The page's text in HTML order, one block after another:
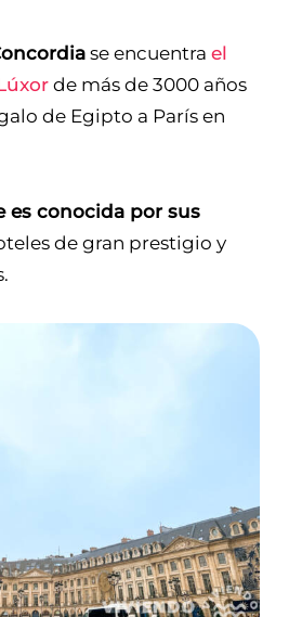
se encuentra el
de más de 3000 años
de Egipto a París en
es conocida por sus
de gran prestigio y